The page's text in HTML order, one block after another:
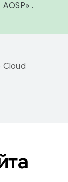
AOSP» .
Cloud